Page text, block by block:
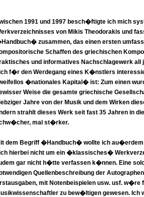
1991 und 1997 besch�ftigte ich mich
von Mikis Theodorakis und
zusammen, das einen ersten
Schaffen des griechischen
und informatives Nachschlagewerk all
f�r den Werdegang eines K�nstlers
�nationales Kapital� ist: Zum einen
Weise die gesamte griechische
Jahre von der Musik und dem Wirken
strahlt dieses Werk seit fast 35 Jahren in
mal st�rker.
dem Begriff �Handbuch� wollte ich
hierbei nicht um ein �klassisches�
gar nicht h�tte verfassen k�nnen. Eine
Quellenbeschreibung der
mit Notenbeispielen usw. usf. w�re
zu bew�ltigen gewesen. Ich